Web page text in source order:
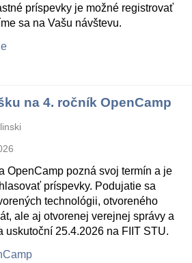
príspevky je možné registrovať
sa na Vašu návštevu.
na 4. ročník OpenCamp
OpenCamp pozná svoj termín a je
príspevky. Podujatie sa
technológii, otvoreného
ale aj otvorenej verejnej správy a
uskutoční 25.4.2026 na FIIT STU.